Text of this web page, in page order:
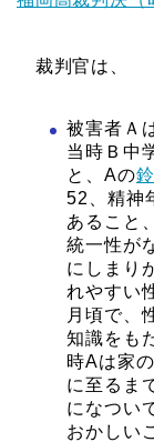
裁判官は、
被害者Ａ
当時Ｂ中
と、Aの
52、精神
あること
統一性が
にしまり
れやすい
月頃で、
知識をも
時Aは家
に至るま
になつい
おかしい